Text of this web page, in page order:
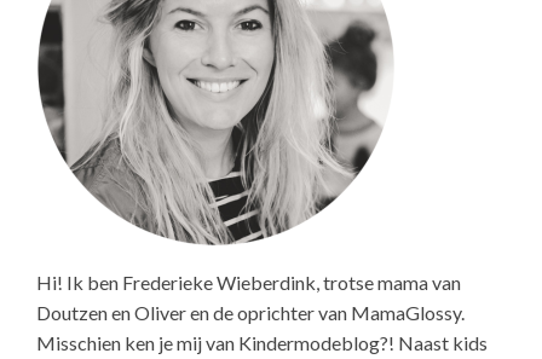
Hi! Ik ben Frederieke Wieberdink, trotse mama van
Doutzen en Oliver en de oprichter van MamaGlossy.
Misschien ken je mij van Kindermodeblog?! Naast kids